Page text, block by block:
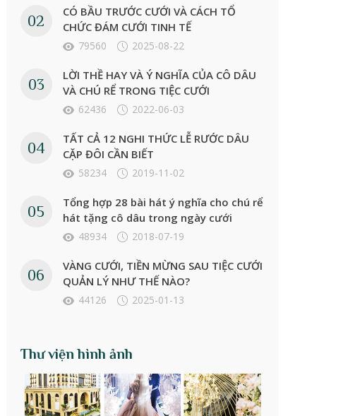
CÓ BẦU TRƯỚC CƯỚI VÀ CÁCH TỔ
CHỨC ĐÁM CƯỚI TINH TẾ
79560 2025-08-22
LỜI THỀ HAY VÀ Ý NGHĨA CỦA CÔ DÂU
VÀ CHÚ RỂ TRONG TIỆC CƯỚI
62436 2022-06-03
TẤT CẢ 12 NGHI THỨC LỄ RƯỚC DÂU
CẶP ĐÔI CẦN BIẾT
58234 2019-11-02
Tổng hợp 28 bài hát ý nghĩa cho chú rể
hát tặng cô dâu trong ngày cưới
48934 2018-07-19
VÀNG CƯỚI, TIỀN MỪNG SAU TIỆC CƯỚI
QUẢN LÝ NHƯ THẾ NÀO?
44126 2025-01-13
Thư viện hình ảnh